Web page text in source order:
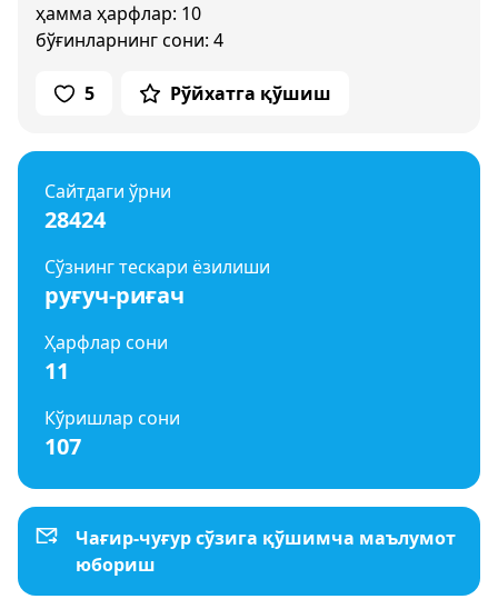
ҳамма ҳарфлар: 10
бўғинларнинг сони: 4
5 Рўйхатга қўшиш
Сайтдаги ўрни
28424
Сўзнинг тескари ёзилиши
руғуч-риғач
Ҳарфлар сони
11
Кўришлар сони
107
Чағир-чуғур сўзига қўшимча маълумот
юбориш